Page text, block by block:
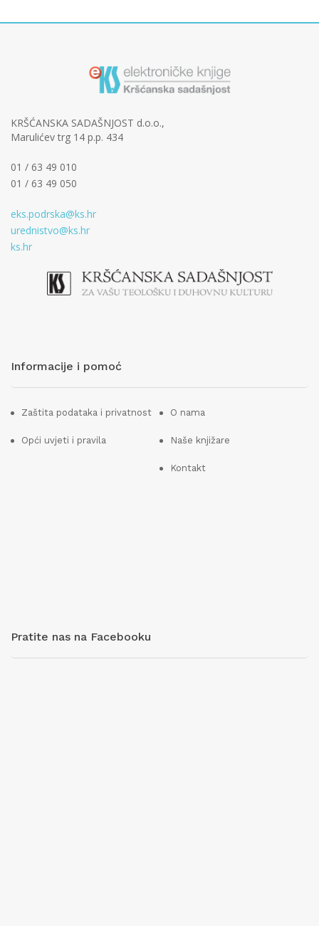
KRŠĆANSKA SADAŠNJOST d.o.o.,
Marulićev trg 14 p.p. 434
01 / 63 49 010
01 / 63 49 050
eks.podrska@ks.hr
urednistvo@ks.hr
ks.hr
Informacije i pomoć
Zaštita podataka i privatnost
Opći uvjeti i pravila
O nama
Naše knjižare
Kontakt
Pratite nas na Facebooku